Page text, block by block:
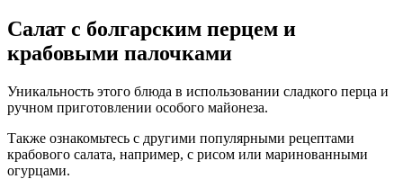
Салат с болгарским перцем и
крабовыми палочками
Уникальность этого блюда в использовании сладкого перца и
ручном приготовлении особого майонеза.
Также ознакомьтесь с другими популярными рецептами
крабового салата, например, с рисом или маринованными
огурцами.